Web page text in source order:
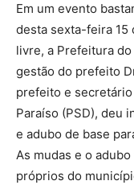
Em um evento
desta sexta-feira 15
livre, a Prefeitura
gestão do prefeito
prefeito e
Paraíso (PSD), deu
e adubo de base
As mudas e o
próprios do